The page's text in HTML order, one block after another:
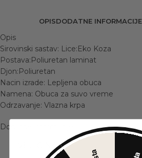
OPISDODATNE INFORMACIJE
Opis
Sirovinski sastav: Lice:Eko Koza
Postava:Poliuretan laminat
Djon:Poliuretan
Nacin izrade: Lepljena obuca
Namena: Obuca za suvo vreme
Odrzavanje: Vlazna krpa
Dodatne informacije
VELIČINA